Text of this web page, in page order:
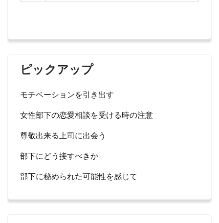
ピックアップ
モチベーションを引き出す
女性部下の恋愛相談を受ける時の注意
尊敬出来る上司に出会う
部下にどう接すべきか
部下に秘められた可能性を感じて